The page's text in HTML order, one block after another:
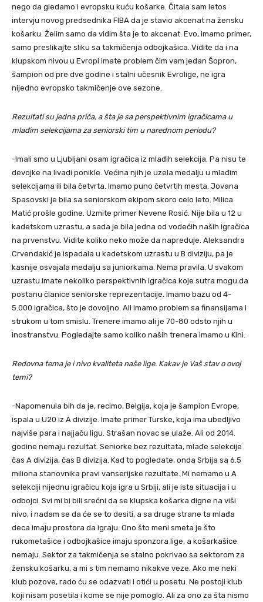
nego da gledamo i evropsku kuću košarke. Čitala sam letos
intervju novog predsednika FIBA da je stavio akcenat na žensku
košarku. Želim samo da vidim šta je to akcenat. Evo, imamo primer,
samo preslikajte sliku sa takmičenja odbojkašica. Vidite da i na
klupskom nivou u Evropi imate problem čim vam jedan Šopron,
šampion od pre dve godine i stalni učesnik Evrolige, ne igra
nijedno evropsko takmičenje ove sezone.
Rezultati su jedna priča, a šta je sa perspektivnim igračicama u
mlađim selekcijama za seniorski tim u narednom periodu?
-Imali smo u Ljubljani osam igračica iz mlađih selekcija. Pa nisu te
devojke na livadi ponikle. Većina njih je uzela medalju u mlađim
selekcijama ili bila četvrta. Imamo puno četvrtih mesta. Jovana
Spasovski je bila sa seniorskom ekipom skoro celo leto. Milica
Matić prošle godine. Uzmite primer Nevene Rosić. Nije bila u 12 u
kadetskom uzrastu, a sada je bila jedna od vodećih naših igračica
na prvenstvu. Vidite koliko neko može da napreduje. Aleksandra
Crvendakić je ispadala u kadetskom uzrastu u B diviziju, pa je
kasnije osvajala medalju sa juniorkama. Nema pravila. U svakom
uzrastu imate nekoliko perspektivnih igračica koje sutra mogu da
postanu članice seniorske reprezentacije. Imamo bazu od 4-
5.000 igračica, što je dovoljno. Ali imamo problem sa finansijama i
strukom u tom smislu. Trenere imamo ali je 70-80 odsto njih u
inostranstvu. Pogledajte samo koliko naših trenera imamo u Kini.
Redovna tema je i nivo kvaliteta naše lige. Kakav je Vaš stav o ovoj
temi?
-Napomenula bih da je, recimo, Belgija, koja je šampion Evrope,
ispala u U20 iz A divizije. Imate primer Turske, koja ima ubedljivo
najviše para i najjaču ligu. Strašan novac se ulaže. Ali od 2014.
godine nemaju rezultat. Seniorke bez rezultata, mlađe selekcije
čas A divizija, čas B divizija. Kad to pogledate, onda Srbija sa 6.5
miliona stanovnika pravi vanserijske rezultate. Mi nemamo u A
selekciji nijednu igračicu koja igra u Srbiji, ali je ista situacija i u
odbojci. Svi mi bi bili srećni da se klupska košarka digne na viši
nivo, i nadam se da će se to desiti, a sa druge strane ta mlađa
deca imaju prostora da igraju. Ono što meni smeta je što
rukometašice i odbojkašice imaju sponzora lige, a košarkašice
nemaju. Sektor za takmičenja se stalno pokrivao sa sektorom za
žensku košarku, a mi s tim nemamo nikakve veze. Ako me neki
klub pozove, rado ću se odazvati i otići u posetu. Ne postoji klub
koji nisam posetila i kome se nije pomoglo. Ali za ono za šta nismo